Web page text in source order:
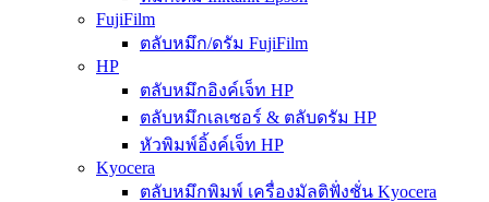
FujiFilm
ตลับหมึก/ดรัม FujiFilm
HP
ตลับหมึกอิงค์เจ็ท HP
ตลับหมึกเลเซอร์ & ตลับดรัม HP
หัวพิมพ์อิ้งค์เจ็ท HP
Kyocera
ตลับหมึกพิมพ์ เครื่องมัลติฟั่งชั่น Kyocera